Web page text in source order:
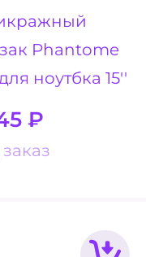
Phantome
ноутбка 15''
₽